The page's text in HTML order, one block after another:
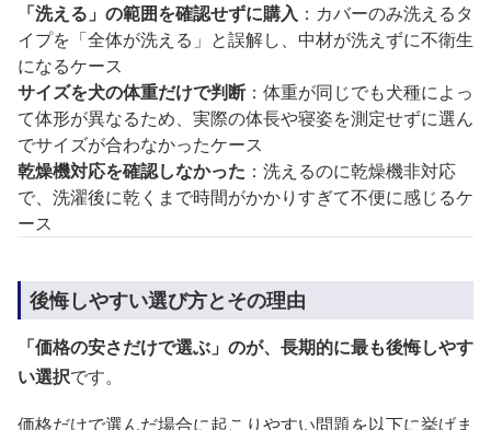
「洗える」の範囲を確認せずに購入 ：カバーのみ洗えるタ
イプを「全体が洗える」と誤解し、中材が洗えずに不衛生
になるケース
サイズを犬の体重だけで判断 ：体重が同じでも犬種によっ
て体形が異なるため、実際の体長や寝姿を測定せずに選ん
でサイズが合わなかったケース
乾燥機対応を確認しなかった ：洗えるのに乾燥機非対応
で、洗濯後に乾くまで時間がかかりすぎて不便に感じるケ
ース
後悔しやすい選び方とその理由
「価格の安さだけで選ぶ」のが、長期的に最も後悔しやす
い選択です。
価格だけで選んだ場合に起こりやすい問題を以下に挙げま